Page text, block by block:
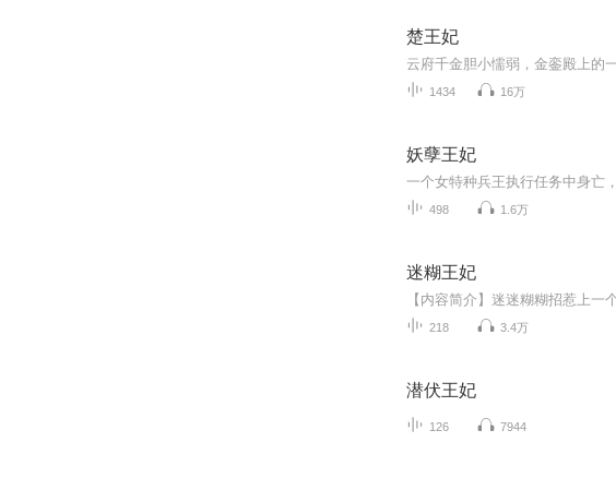
楚王妃
1434 16万
妖孽王妃
498 1.6万
迷糊王妃
218 3.4万
潜伏王妃
126 7944